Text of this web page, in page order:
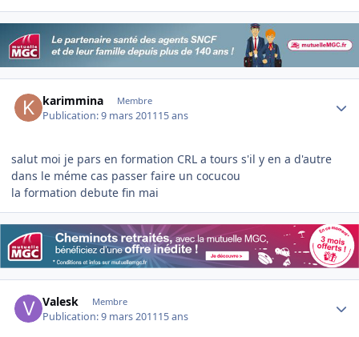
karimmina Membre
Publication:9 mars 201115 ans
salut moi je pars en formation CRL a tours s'il y en a d'autre
dans le méme cas passer faire un cocucou
la formation debute fin mai
Valesk Membre
Publication:9 mars 201115 ans